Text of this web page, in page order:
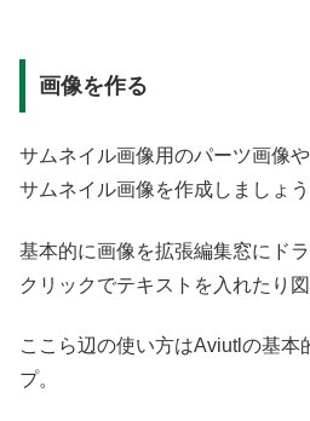
画像を作る
サムネイル画像用のパーツ画像
サムネイル画像を作成しましょう
基本的に画像を拡張編集窓にド
クリックでテキストを入れたり
ここら辺の使い方はAviutlの基本
プ。